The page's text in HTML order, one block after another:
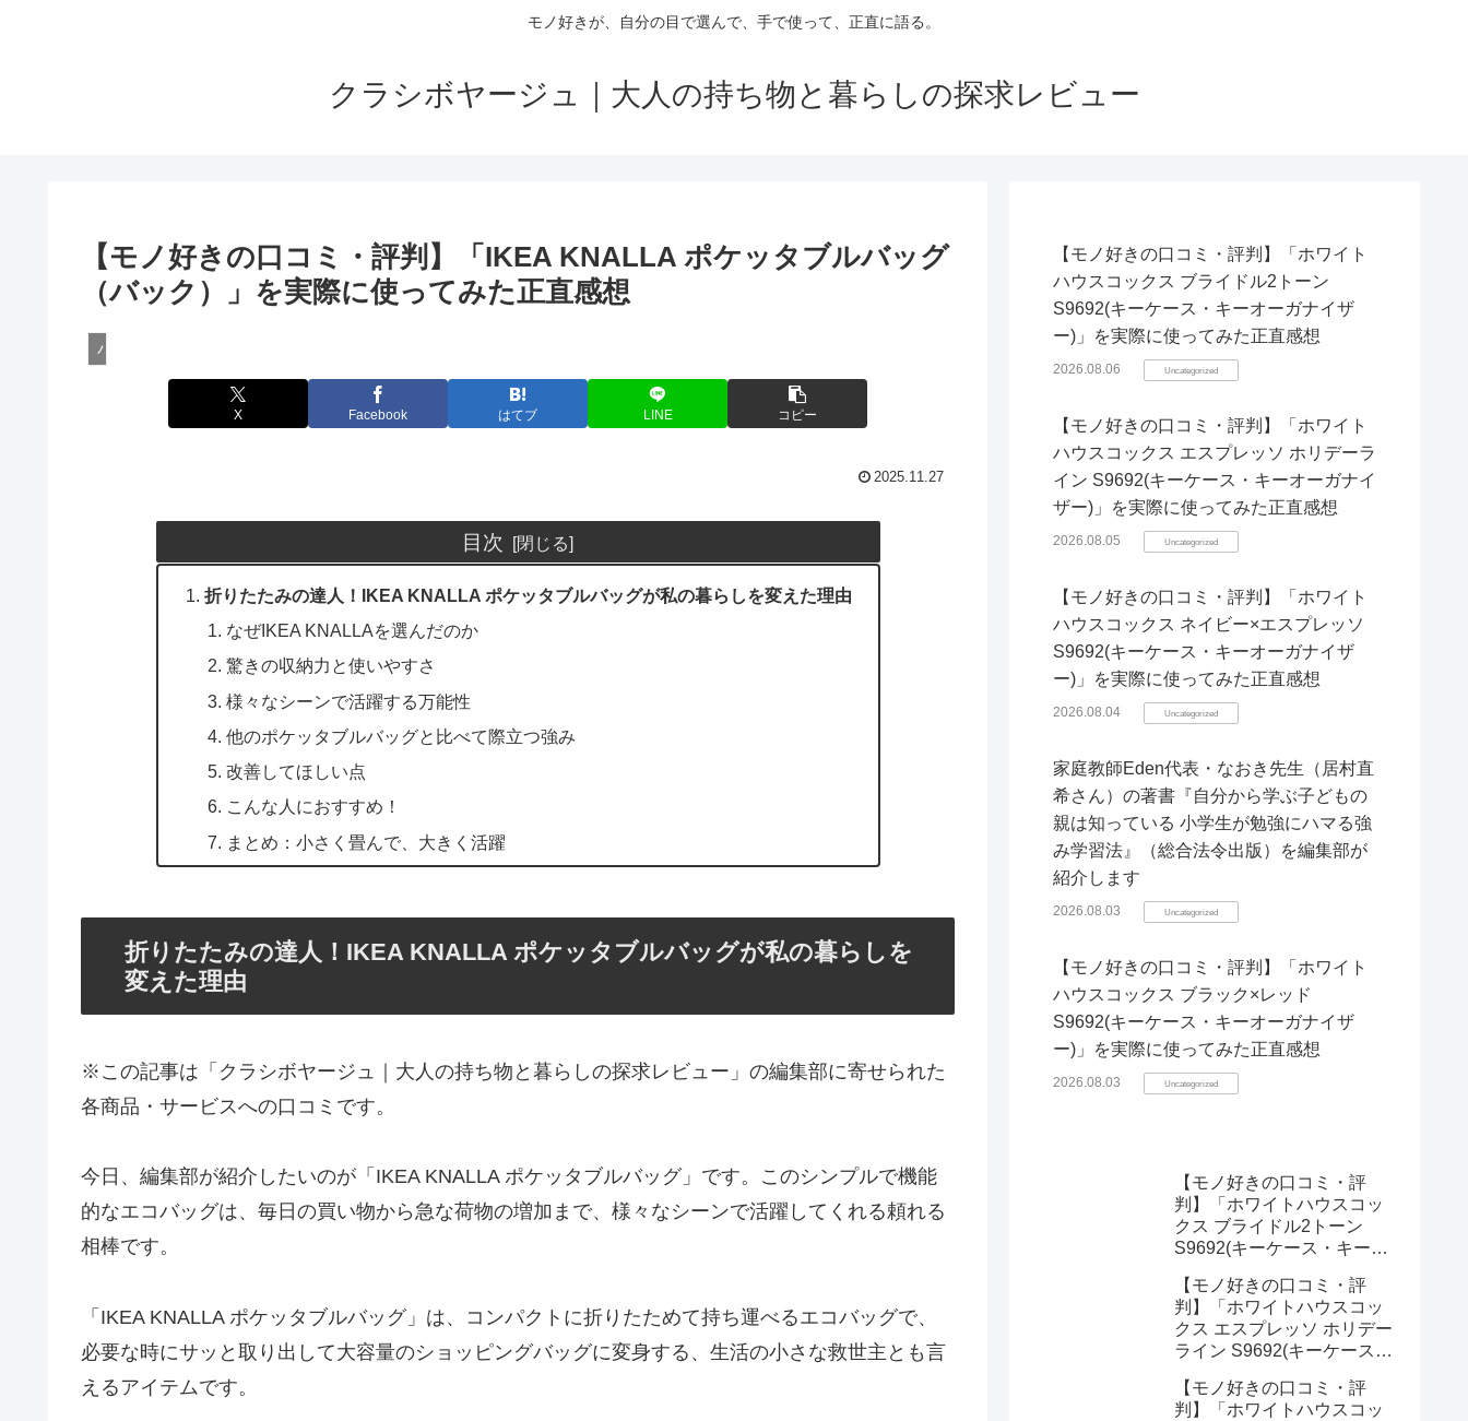
モノ好きが、自分の目で選んで、手で使って、正直に語る。
クラシボヤージュ｜大人の持ち物と暮らしの探求レビュー
【モノ好きの口コミ・評判】「IKEA KNALLA ポケッタブルバッグ
（バック）」を実際に使ってみた正直感想
バック・カバンのレビュー
X Facebook はてブ LINE コピー
2025.11.27
目次
折りたたみの達人！IKEA KNALLA ポケッタブルバッグが私の暮らしを変えた理由
なぜIKEA KNALLAを選んだのか
驚きの収納力と使いやすさ
様々なシーンで活躍する万能性
他のポケッタブルバッグと比べて際立つ強み
改善してほしい点
こんな人におすすめ！
まとめ：小さく畳んで、大きく活躍
折りたたみの達人！IKEA KNALLA ポケッタブルバッグが私の暮らしを
変えた理由
※この記事は「クラシボヤージュ｜大人の持ち物と暮らしの探求レビュー」の編集部に寄せられた
各商品・サービスへの口コミです。
今日、編集部が紹介したいのが「IKEA KNALLA ポケッタブルバッグ」です。このシンプルで機能
的なエコバッグは、毎日の買い物から急な荷物の増加まで、様々なシーンで活躍してくれる頼れる
相棒です。
「IKEA KNALLA ポケッタブルバッグ」は、コンパクトに折りたためて持ち運べるエコバッグで、
必要な時にサッと取り出して大容量のショッピングバッグに変身する、生活の小さな救世主とも言
えるアイテムです。
【モノ好きの口コミ・評判】「ホワイト
ハウスコックス ブライドル2トーン
S9692(キーケース・キーオーガナイザ
ー)」を実際に使ってみた正直感想
2026.08.06 Uncategorized
【モノ好きの口コミ・評判】「ホワイト
ハウスコックス エスプレッソ ホリデーラ
イン S9692(キーケース・キーオーガナイ
ザー)」を実際に使ってみた正直感想
2026.08.05 Uncategorized
【モノ好きの口コミ・評判】「ホワイト
ハウスコックス ネイビー×エスプレッソ
S9692(キーケース・キーオーガナイザ
ー)」を実際に使ってみた正直感想
2026.08.04 Uncategorized
家庭教師Eden代表・なおき先生（居村直
希さん）の著書『自分から学ぶ子どもの
親は知っている 小学生が勉強にハマる強
み学習法』（総合法令出版）を編集部が
紹介します
2026.08.03 Uncategorized
【モノ好きの口コミ・評判】「ホワイト
ハウスコックス ブラック×レッド
S9692(キーケース・キーオーガナイザ
ー)」を実際に使ってみた正直感想
2026.08.03 Uncategorized
【モノ好きの口コミ・評
判】「ホワイトハウスコッ
クス ブライドル2トーン
S9692(キーケース・キーオ
ってみた正直感想
【モノ好きの口コミ・評
判】「ホワイトハウスコッ
クス エスプレッソ ホリデー
ライン S9692(キーケース・
際に使ってみた正直感想
【モノ好きの口コミ・評
判】「ホワイトハウスコッ